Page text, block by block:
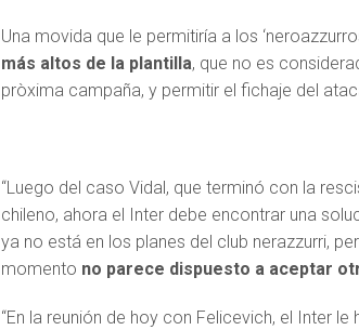
Una movida que le permitiría a los
más altos de la plantilla, que no es
pròxima campaña, y permitir el fichaje del
“Luego del caso Vidal, que terminó con la
chileno, ahora el Inter debe encontrar una
ya no está en los planes del club nerazzurri,
momento no parece dispuesto a aceptar
“En la reunión de hoy con Felicevich, el Inter